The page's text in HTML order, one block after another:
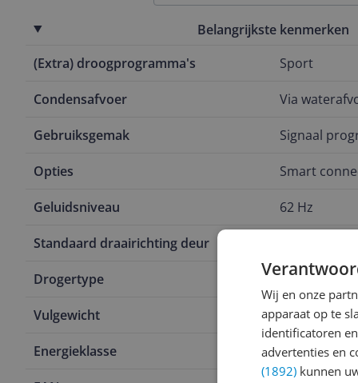
Belangrijkste kenmerken
(Extra) droogprogramma's
Sport
Condensafvoer Via
Gebruiksgemak Signaal
Opties Smart
Geluidsniveau 62 Hz
Standaard draairichting deur
Drogertype
Vulgewicht 9 kg
Energieklasse C
Wij en onze
apparaat op te
identificatoren
advertenties en
(1892) kunnen